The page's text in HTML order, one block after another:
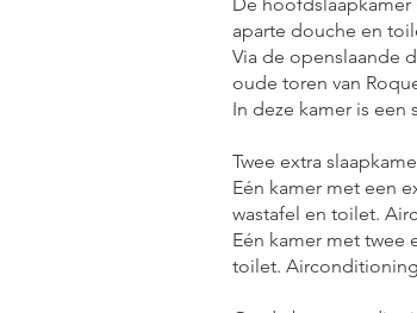
aparte douche en
Via de openslaande
oude toren van
In deze kamer is een
Twee extra
Eén kamer met een
wastafel en toilet.
Eén kamer met twee
toilet.